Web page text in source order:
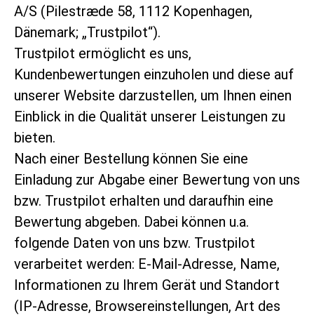
A/S (Pilestræde 58, 1112 Kopenhagen,
Dänemark; „Trustpilot“).
Trustpilot ermöglicht es uns,
Kundenbewertungen einzuholen und diese auf
unserer Website darzustellen, um Ihnen einen
Einblick in die Qualität unserer Leistungen zu
bieten.
Nach einer Bestellung können Sie eine
Einladung zur Abgabe einer Bewertung von uns
bzw. Trustpilot erhalten und daraufhin eine
Bewertung abgeben. Dabei können u.a.
folgende Daten von uns bzw. Trustpilot
verarbeitet werden: E-Mail-Adresse, Name,
Informationen zu Ihrem Gerät und Standort
(IP-Adresse, Browsereinstellungen, Art des